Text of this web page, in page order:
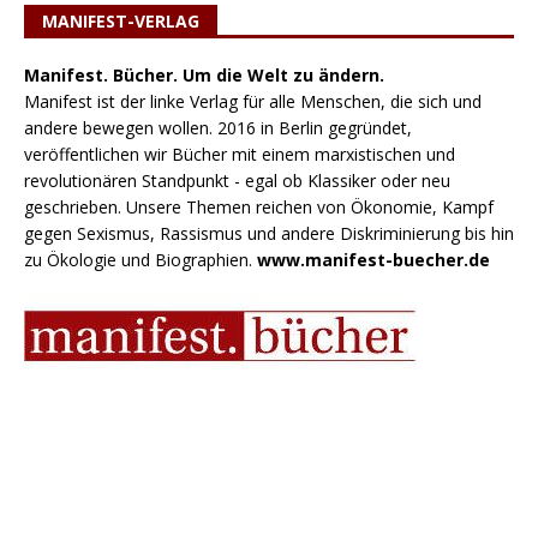
MANIFEST-VERLAG
Manifest. Bücher. Um die Welt zu ändern.
Manifest ist der linke Verlag für alle Menschen, die sich und
andere bewegen wollen. 2016 in Berlin gegründet,
veröffentlichen wir Bücher mit einem marxistischen und
revolutionären Standpunkt - egal ob Klassiker oder neu
geschrieben. Unsere Themen reichen von Ökonomie, Kampf
gegen Sexismus, Rassismus und andere Diskriminierung bis hin
zu Ökologie und Biographien. www.manifest-buecher.de